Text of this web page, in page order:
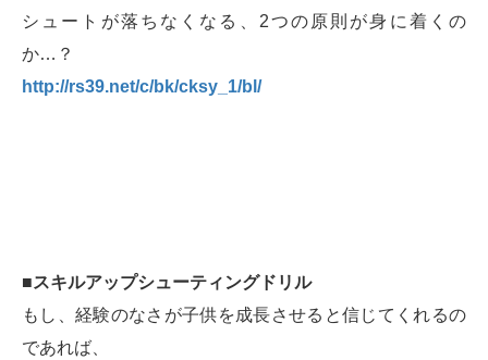
シュートが落ちなくなる、2つの原則が身に着くの
か…？
http://rs39.net/c/bk/cksy_1/bl/
■スキルアップシューティングドリル
もし、経験のなさが子供を成長させると信じてくれるの
であれば、